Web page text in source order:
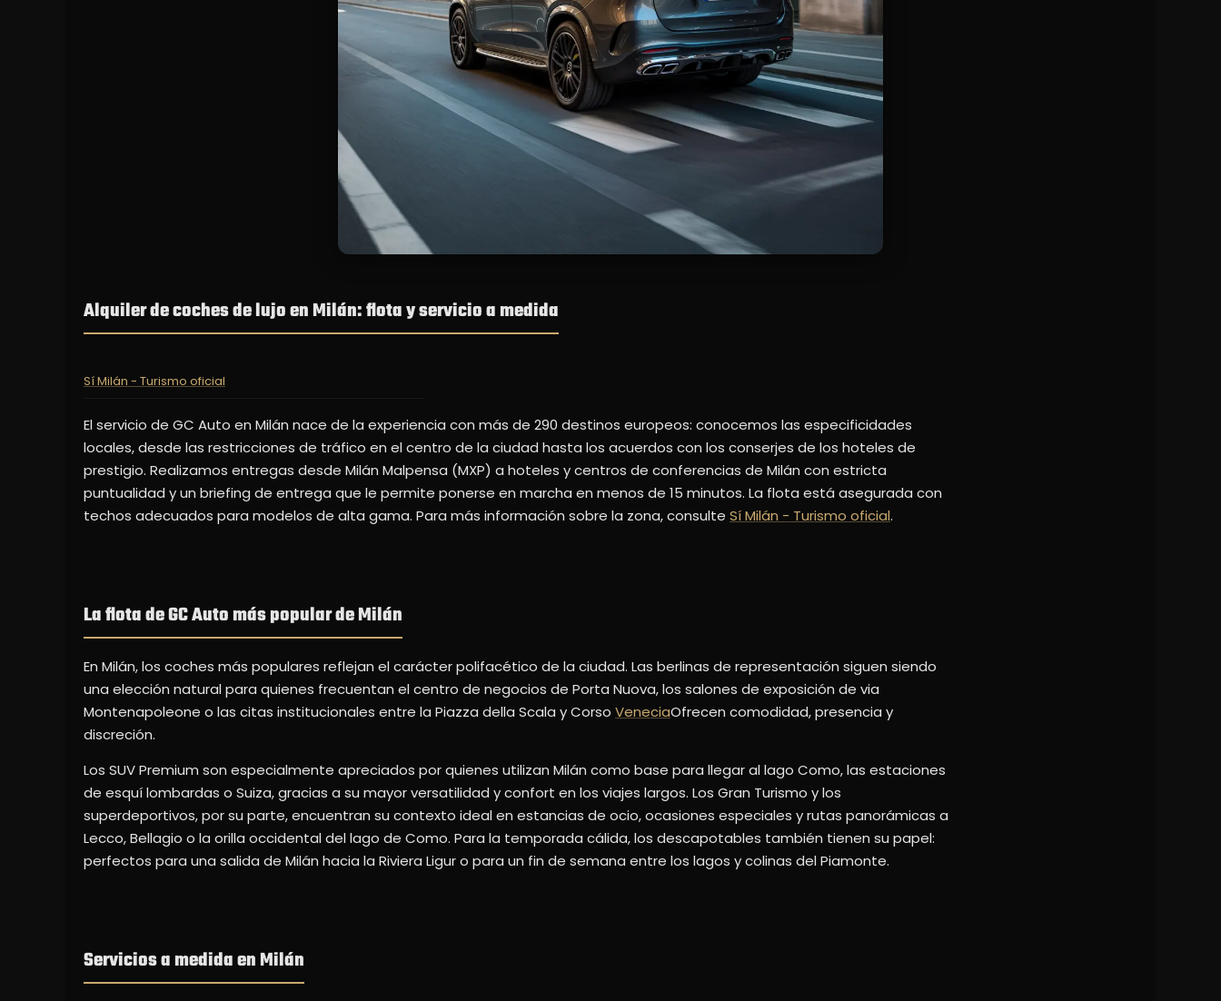
Alquiler de coches de lujo en Milán: flota y servicio a medida
Sí Milán - Turismo oficial
El servicio de GC Auto en Milán nace de la experiencia con más de 290 destinos europeos: conocemos las especificidades
locales, desde las restricciones de tráfico en el centro de la ciudad hasta los acuerdos con los conserjes de los hoteles de
prestigio. Realizamos entregas desde Milán Malpensa (MXP) a hoteles y centros de conferencias de Milán con estricta
puntualidad y un briefing de entrega que le permite ponerse en marcha en menos de 15 minutos. La flota está asegurada con
techos adecuados para modelos de alta gama. Para más información sobre la zona, consulte Sí Milán - Turismo oficial.
La flota de GC Auto más popular de Milán
En Milán, los coches más populares reflejan el carácter polifacético de la ciudad. Las berlinas de representación siguen siendo
una elección natural para quienes frecuentan el centro de negocios de Porta Nuova, los salones de exposición de via
Montenapoleone o las citas institucionales entre la Piazza della Scala y Corso VeneciaOfrecen comodidad, presencia y
discreción.
Los SUV Premium son especialmente apreciados por quienes utilizan Milán como base para llegar al lago Como, las estaciones
de esquí lombardas o Suiza, gracias a su mayor versatilidad y confort en los viajes largos. Los Gran Turismo y los
superdeportivos, por su parte, encuentran su contexto ideal en estancias de ocio, ocasiones especiales y rutas panorámicas a
Lecco, Bellagio o la orilla occidental del lago de Como. Para la temporada cálida, los descapotables también tienen su papel:
perfectos para una salida de Milán hacia la Riviera Ligur o para un fin de semana entre los lagos y colinas del Piamonte.
Servicios a medida en Milán